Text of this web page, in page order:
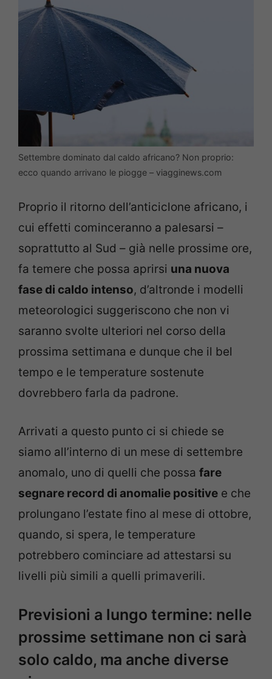
Settembre dominato dal caldo africano? Non proprio:
ecco quando arrivano le piogge – viagginews.com
Proprio il ritorno dell’anticiclone africano, i
cui effetti cominceranno a palesarsi –
soprattutto al Sud – già nelle prossime ore,
fa temere che possa aprirsi una nuova
fase di caldo intenso, d’altronde i modelli
meteorologici suggeriscono che non vi
saranno svolte ulteriori nel corso della
prossima settimana e dunque che il bel
tempo e le temperature sostenute
dovrebbero farla da padrone.
Arrivati a questo punto ci si chiede se
siamo all’interno di un mese di settembre
anomalo, uno di quelli che possa fare
segnare record di anomalie positive e che
prolungano l’estate fino al mese di ottobre,
quando, si spera, le temperature
potrebbero cominciare ad attestarsi su
livelli più simili a quelli primaverili.
Previsioni a lungo termine: nelle
prossime settimane non ci sarà
solo caldo, ma anche diverse